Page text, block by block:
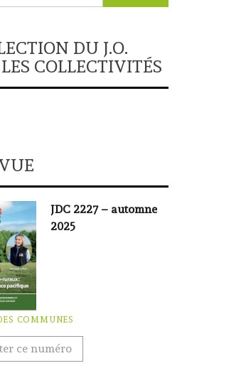
DU J.O.
COLLECTIVITÉS
JDC 2227 – automne
2025
COMMUNES
ce numéro